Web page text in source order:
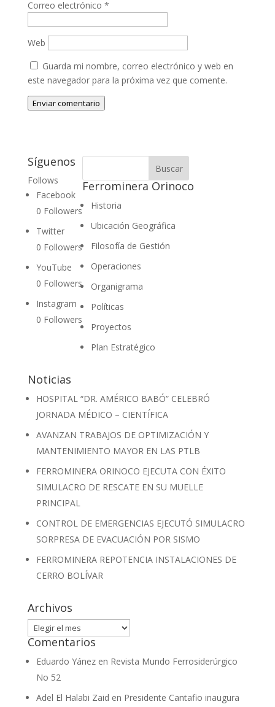
Correo electrónico *
Web
Guarda mi nombre, correo electrónico y web en
este navegador para la próxima vez que comente.
Enviar comentario
Síguenos
Follows
Facebook
0 Followers
Twitter
0 Followers
YouTube
0 Followers
Instagram
0 Followers
Ferrominera Orinoco
Historia
Ubicación Geográfica
Filosofía de Gestión
Operaciones
Organigrama
Políticas
Proyectos
Plan Estratégico
Noticias
HOSPITAL “DR. AMÉRICO BABÓ” CELEBRÓ
JORNADA MÉDICO – CIENTÍFICA
AVANZAN TRABAJOS DE OPTIMIZACIÓN Y
MANTENIMIENTO MAYOR EN LAS PTLB
FERROMINERA ORINOCO EJECUTA CON ÉXITO
SIMULACRO DE RESCATE EN SU MUELLE
PRINCIPAL
CONTROL DE EMERGENCIAS EJECUTÓ SIMULACRO
SORPRESA DE EVACUACIÓN POR SISMO
FERROMINERA REPOTENCIA INSTALACIONES DE
CERRO BOLÍVAR
Archivos
Archivos
Comentarios
Eduardo Yánezen Revista Mundo Ferrosiderúrgico
No 52
Adel El Halabi Zaid en Presidente Cantafio inaugura